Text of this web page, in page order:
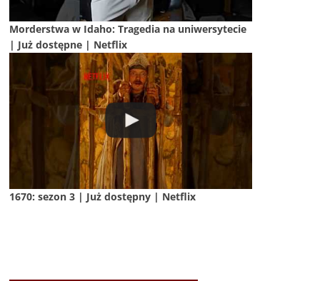
Morderstwa w Idaho: Tragedia na uniwersytecie
| Już dostępne | Netflix
1670: sezon 3 | Już dostępny | Netflix